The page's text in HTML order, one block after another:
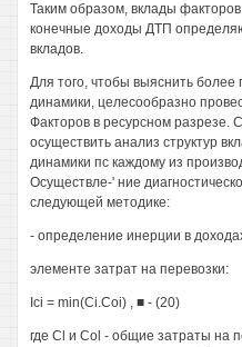
Таким образом, вклады факторов
конечные доходы ДТП
вкладов.
Для того, чтобы выяснить более
динамики, целесообразно
Факторов в ресурсном разрезе.
осуществить анализ структур
динамики пс каждому из
Осуществле-' ние
следующей методике:
- определение инерции в
элементе затрат на перевозки:
Ici = min(Ci.Coi) , ■ - (20)
где Cl и Col - общие затраты на